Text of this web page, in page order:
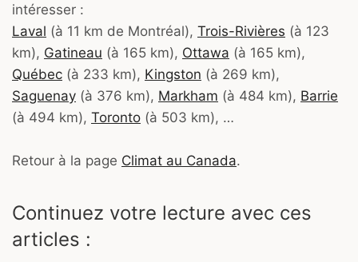
intéresser :
Laval (à 11 km de Montréal), Trois-Rivières (à 123
km), Gatineau (à 165 km), Ottawa (à 165 km),
Québec (à 233 km), Kingston (à 269 km),
Saguenay (à 376 km), Markham (à 484 km), Barrie
(à 494 km), Toronto (à 503 km), …
Retour à la page Climat au Canada.
Continuez votre lecture avec ces
articles :